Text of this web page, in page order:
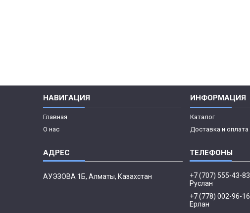
НАВИГАЦИЯ
Главная
О нас
ИНФОРМАЦИЯ
Каталог
Доставка и оплата
АУЭЗОВА 1Б, Алматы, Казахстан
+7 (707) 555-43-83
Руслан
+7 (778) 002-96-16
Ерлан